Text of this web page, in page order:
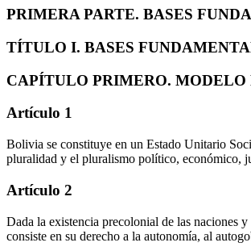
PRIMERA PARTE. BASES
TÍTULO I. BASES
CAPÍTULO PRIMERO. MODELO
Artículo 1
Bolivia se constituye en un Estado Unitario
pluralidad y el pluralismo político, económico,
Artículo 2
Dada la existencia precolonial de las naciones
consiste en su derecho a la autonomía, al